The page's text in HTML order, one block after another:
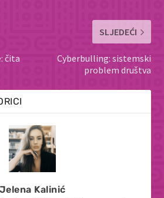
čita
SLJEDEĆI
Cyberbulling: sistemski
problem društva
Jelena Kalinić